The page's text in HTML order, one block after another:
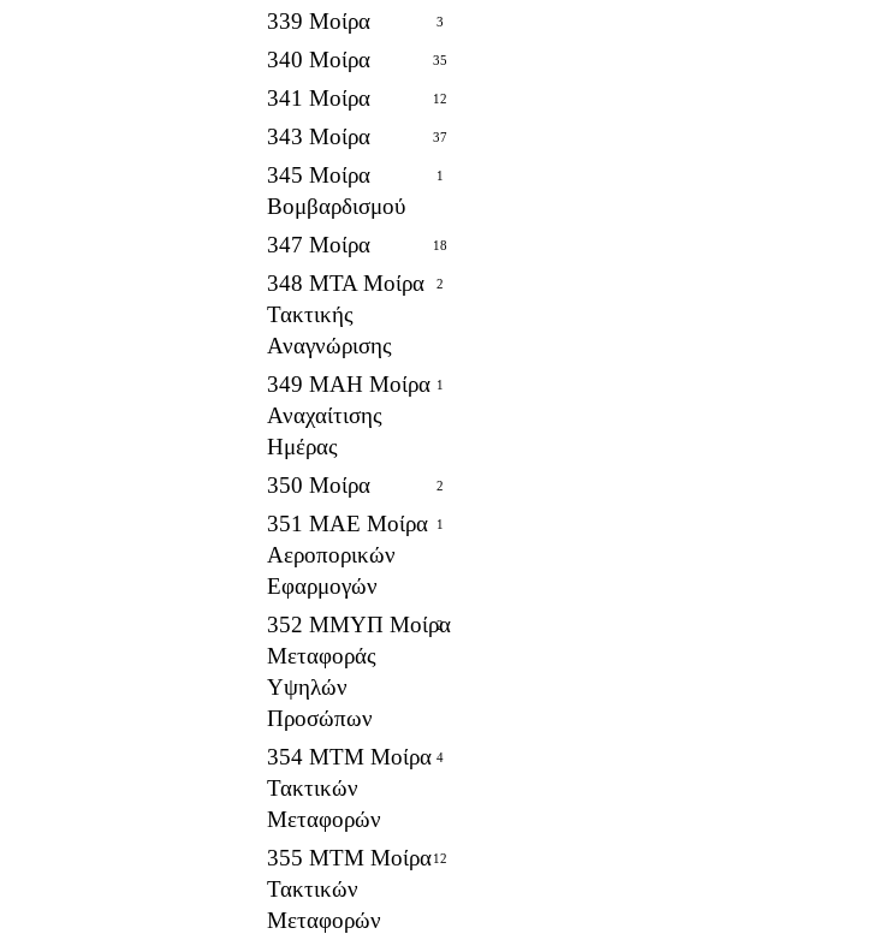
339 Μοίρα 3
340 Μοίρα 35
341 Μοίρα 12
343 Μοίρα 37
345 Μοίρα
Βομβαρδισμού
1
347 Μοίρα 18
348 ΜΤΑ Μοίρα
Τακτικής
Αναγνώρισης
2
349 ΜΑΗ Μοίρα
Αναχαίτισης
Ημέρας
1
350 Μοίρα 2
351 ΜΑΕ Μοίρα
Αεροπορικών
Εφαρμογών
1
352 ΜΜΥΠ Μοίρα
Μεταφοράς
Υψηλών
Προσώπων
2
354 ΜΤΜ Μοίρα
Τακτικών
Μεταφορών
4
355 ΜΤΜ Μοίρα
Τακτικών
Μεταφορών
12